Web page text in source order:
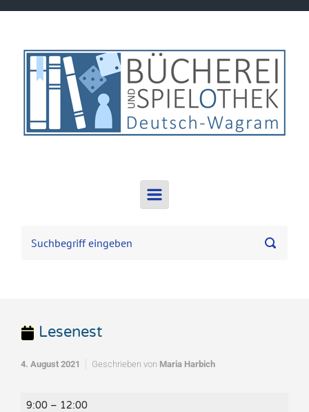
Lesenest
4. August 2021 Geschrieben von Maria Harbich
Lesenest
9:00 – 12:00